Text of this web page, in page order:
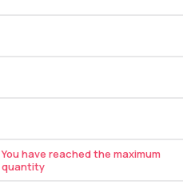
You have reached the maximum
quantity